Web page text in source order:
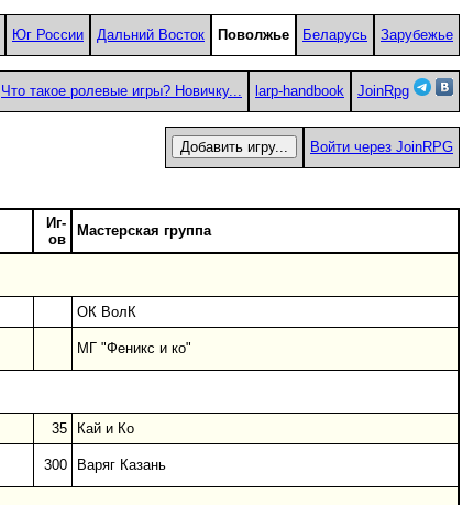
Юг России Дальний Восток Поволжье Беларусь Зарубежье
Что такое ролевые игры? Новичку... larp-handbook JoinRpg
Войти через JoinRPG
Иг-
ов
Мастерская группа
ОК ВолК
МГ "Феникс и ко"
35 Кай и Ко
300 Варяг Казань